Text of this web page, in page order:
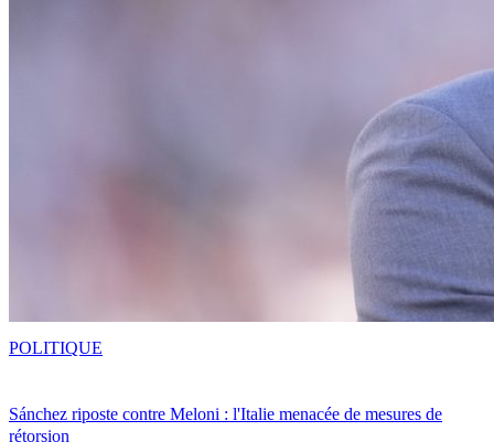
Sánchez riposte contre Meloni : l'Italie menacée de mesures de
rétorsion
POLITIQUE